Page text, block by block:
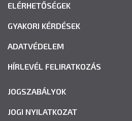
ELÉRHETŐSÉGEK
GYAKORI KÉRDÉSEK
ADATVÉDELEM
HÍRLEVÉL FELIRATKOZÁS
JOGSZABÁLYOK
JOGI NYILATKOZAT